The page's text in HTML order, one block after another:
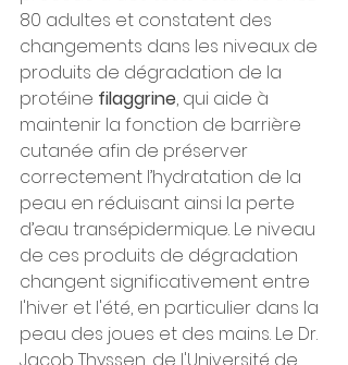
80 adultes et constatent des
changements dans les niveaux de
produits de dégradation de la
protéine filaggrine, qui aide à
maintenir la fonction de barrière
cutanée afin de préserver
correctement l’hydratation de la
peau en réduisant ainsi la perte
d’eau transépidermique. Le niveau
de ces produits de dégradation
changent significativement entre
l'hiver et l'été, en particulier dans la
peau des joues et des mains. Le Dr.
Jacob Thyssen, de l'Université de